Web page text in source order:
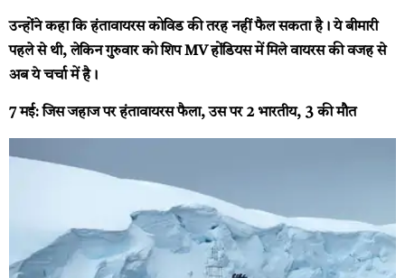
उन्होंने कहा कि हंतावायरस कोविड की तरह नहीं फैल सकता है। ये बीमारी
पहले से थी, लेकिन गुरुवार को शिप MV होंडियस में मिले वायरस की वजह से
अब ये चर्चा में है।
7 मई: जिस जहाज पर हंतावायरस फैला, उस पर 2 भारतीय, 3 की मौत